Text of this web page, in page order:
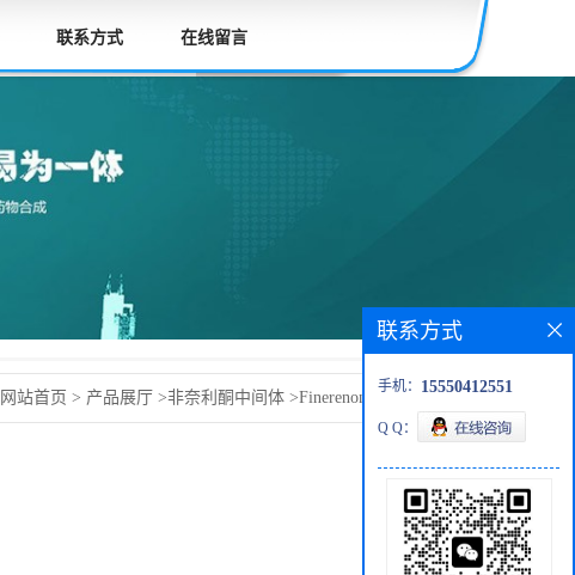
联系方式 在线留言
网站首页 > 产品展厅 >非奈利酮中间体 >Finerenone非奈利酮
联系方式
手机： 15550412551
Q Q：